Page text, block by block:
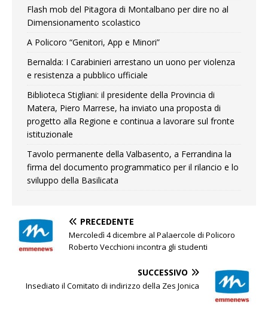
Flash mob del Pitagora di Montalbano per dire no al
Dimensionamento scolastico
A Policoro “Genitori, App e Minori”
Bernalda: I Carabinieri arrestano un uono per violenza
e resistenza a pubblico ufficiale
Biblioteca Stigliani: il presidente della Provincia di
Matera, Piero Marrese, ha inviato una proposta di
progetto alla Regione e continua a lavorare sul fronte
istituzionale
Tavolo permanente della Valbasento, a Ferrandina la
firma del documento programmatico per il rilancio e lo
sviluppo della Basilicata
PRECEDENTE
Mercoledì 4 dicembre al Palaercole di Policoro
Roberto Vecchioni incontra gli studenti
SUCCESSIVO
Insediato il Comitato di indirizzo della Zes Jonica